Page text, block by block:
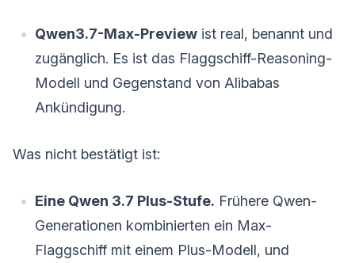
Qwen3.7-Max-Preview ist real, benannt und
zugänglich. Es ist das Flaggschiff-Reasoning-
Modell und Gegenstand von Alibabas
Ankündigung.
Was nicht bestätigt ist:
Eine Qwen 3.7 Plus-Stufe. Frühere Qwen-
Generationen kombinierten ein Max-
Flaggschiff mit einem Plus-Modell, und